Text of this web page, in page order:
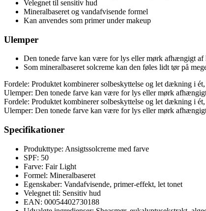
Velegnet til sensitiv hud
Mineralbaseret og vandafvisende formel
Kan anvendes som primer under makeup
Ulemper
Den tonede farve kan være for lys eller mørk afhængigt af
Som mineralbaseret solcreme kan den føles lidt tør på
Fordele: Produktet kombinerer solbeskyttelse og let dækning i
Ulemper: Den tonede farve kan være for lys eller mørk
Fordele: Produktet kombinerer solbeskyttelse og let dækning i
Ulemper: Den tonede farve kan være for lys eller mørk
Specifikationer
Produkttype: Ansigtssolcreme med farve
SPF: 50
Farve: Fair Light
Formel: Mineralbaseret
Egenskaber: Vandafvisende, primer-effekt, let tonet
Velegnet til: Sensitiv hud
EAN: 00054402730188